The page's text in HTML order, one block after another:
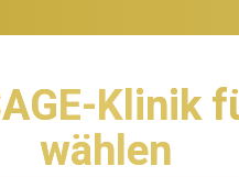
wählen